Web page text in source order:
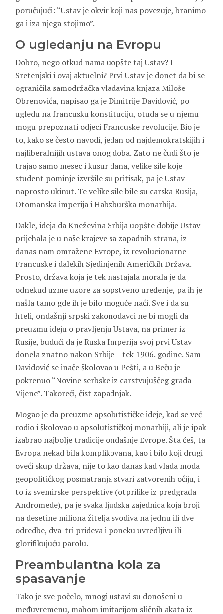
poručujući: “Ustav je okvir koji nas povezuje, branimo
ga i iza njega stojimo”.
O ugledanju na Evropu
Dobro, nego otkud nama uopšte taj Ustav? I
Sretenjski i ovaj aktuelni? Prvi Ustav je donet da bi se
ograničila samodržačka vladavina knjaza Miloše
Obrenovića, napisao ga je Dimitrije Davidović, po
ugledu na francusku konstituciju, otuda se u njemu
mogu prepoznati odjeci Francuske revolucije. Bio je
to, kako se često navodi, jedan od najdemokratskijih i
najliberalnijih ustava onog doba. Zato ne čudi što je
trajao samo mesec i kusur dana, velike sile koje
student pominje izvršile su pritisak, pa je Ustav
naprosto ukinut. Te velike sile bile su carska Rusija,
Otomanska imperija i Habzburška monarhija.
Dakle, ideja da Kneževina Srbija uopšte dobije Ustav
prijehala je u naše krajeve sa zapadnih strana, iz
danas nam omražene Evrope, iz revolucionarne
Francuske i dalekih Sjedinjenih Američkih Država.
Prosto, država koja je tek nastajala morala je da
odnekud uzme uzore za sopstveno uređenje, pa ih je
našla tamo gde ih je bilo moguće naći. Sve i da su
hteli, ondašnji srpski zakonodavci ne bi mogli da
preuzmu ideju o pravljenju Ustava, na primer iz
Rusije, budući da je Ruska Imperija svoj prvi Ustav
donela znatno nakon Srbije – tek 1906. godine. Sam
Davidović se inače školovao u Pešti, a u Beču je
pokrenuo “Novine serbske iz carstvujuščeg grada
Vijene”. Takoreći, čist zapadnjak.
Mogao je da preuzme apsolutističke ideje, kad se već
rodio i školovao u apsolutističkoj monarhiji, ali je ipak
izabrao najbolje tradicije ondašnje Evrope. Šta ćeš, ta
Evropa nekad bila komplikovana, kao i bilo koji drugi
oveći skup država, nije to kao danas kad vlada moda
geopolitičkog posmatranja stvari zatvorenih očiju, i
to iz svemirske perspektive (otprilike iz predgrađa
Andromede), pa je svaka ljudska zajednica koja broji
na desetine miliona žitelja svodiva na jednu ili dve
odredbe, dva-tri prideva i poneku uvredljivu ili
glorifikujuću parolu.
Preambulantna kola za
spasavanje
Tako je sve počelo, mnogi ustavi su donošeni u
međuvremenu, mahom imitacijom sličnih akata iz